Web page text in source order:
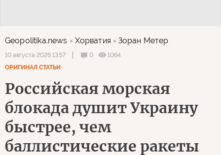
Geopolitika.news Хорватия Зоран Метер
10 августа 2026 13:57 0
1064
ОРИГИНАЛ СТАТЬИ
Российская морская
блокада душит Украину
быстрее, чем
баллистические ракеты